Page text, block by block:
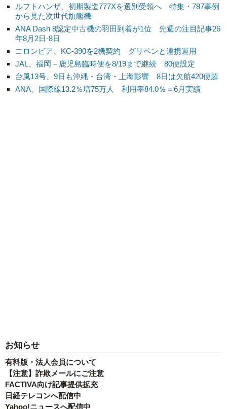
ルフトハンザ、初期製造777Xを選別受領へ 特集・787事例
から見た次世代旗艦機
ANA Dash 8認定中古機の羽田到着が1位 先週の注目記事26
年8月2日-8日
コロンビア、KC-390を2機契約 グリペンと連携運用
JAL、福岡－鹿児島臨時便を8/19まで継続 80便設定
台風13号、9日も沖縄・台湾・上海影響 8日は欠航420便超
ANA、国際線13.2％増75万人 利用率84.0％＝6月実績
お知らせ
有料版・法人会員について
【注意】詐欺メールにご注意
FACTIVA向け記事提供拡充
日経テレコンへ配信中
Yahoo!ニュースへ配信中